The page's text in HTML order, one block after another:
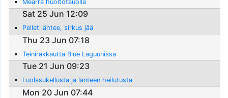
Mearra huoltotauolla
Sat 25 Jun 12:09
Pellet lähtee, sirkus jää
Thu 23 Jun 07:18
Teinirakkautta Blue Laguunissa
Tue 21 Jun 09:23
Luolasukellusta ja lanteen heilutusta
Mon 20 Jun 07:44